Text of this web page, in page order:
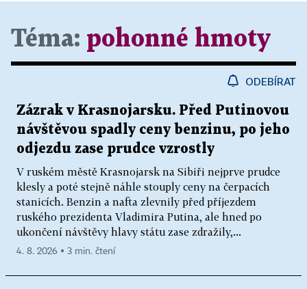
Téma: pohonné hmoty
ODEBÍRAT
Zázrak v Krasnojarsku. Před Putinovou
návštěvou spadly ceny benzinu, po jeho
odjezdu zase prudce vzrostly
V ruském městě Krasnojarsk na Sibiři nejprve prudce
klesly a poté stejně náhle stouply ceny na čerpacích
stanicích. Benzin a nafta zlevnily před příjezdem
ruského prezidenta Vladimira Putina, ale hned po
ukončení návštěvy hlavy státu zase zdražily,...
4. 8. 2026 ▪ 3 min. čtení